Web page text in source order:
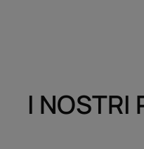
I NOSTRI